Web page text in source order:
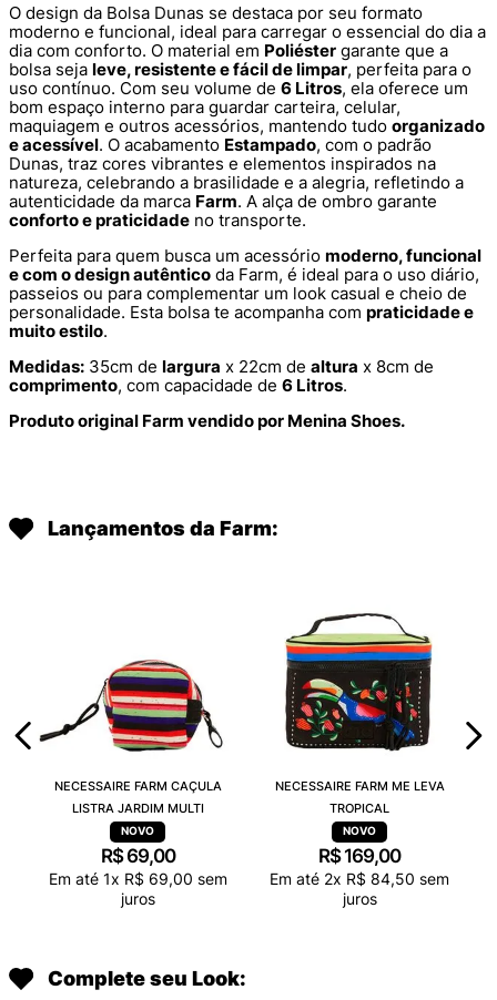
O design da Bolsa Dunas se destaca por seu formato
moderno e funcional, ideal para carregar o essencial do dia a
dia com conforto. O material em Poliéster garante que a
bolsa seja leve, resistente e fácil de limpar, perfeita para o
uso contínuo. Com seu volume de 6 Litros, ela oferece um
bom espaço interno para guardar carteira, celular,
maquiagem e outros acessórios, mantendo tudo organizado
e acessível. O acabamento Estampado, com o padrão
Dunas, traz cores vibrantes e elementos inspirados na
natureza, celebrando a brasilidade e a alegria, refletindo a
autenticidade da marca Farm. A alça de ombro garante
conforto e praticidade no transporte.
Perfeita para quem busca um acessório moderno, funcional
e com o design autêntico da Farm, é ideal para o uso diário,
passeios ou para complementar um look casual e cheio de
personalidade. Esta bolsa te acompanha com praticidade e
muito estilo.
Medidas: 35cm de largura x 22cm de altura x 8cm de
comprimento, com capacidade de 6 Litros.
Produto original Farm vendido por Menina Shoes.
Lançamentos da Farm:
NECESSAIRE FARM CAÇULA
LISTRA JARDIM MULTI
R$ 69,00
Em até 1x R$ 69,00 sem
juros
NECESSAIRE FARM ME LEVA
TROPICAL
R$ 169,00
Em até 2x R$ 84,50 sem
juros
Complete seu Look: